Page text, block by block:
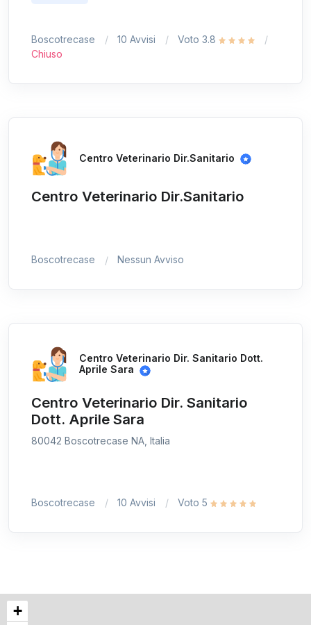
Boscotrecase 10 Avvisi
Voto 3.8
Chiuso
Centro Veterinario Dir.Sanitario
Centro Veterinario Dir.Sanitario
Boscotrecase Nessun Avviso
Centro Veterinario Dir. Sanitario Dott.
Aprile Sara
Centro Veterinario Dir. Sanitario
Dott. Aprile Sara
80042 Boscotrecase NA, Italia
Boscotrecase 10 Avvisi Voto 5
+